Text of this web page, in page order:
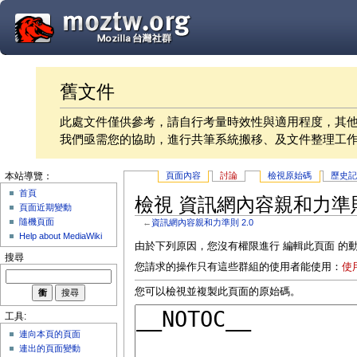
舊文件
此處文件僅供參考，請自行考量時效性與適用程度，其
我們亟需您的協助，進行共筆系統搬移、及文件整理工
頁面內容 討論 檢視原始碼 歷史
檢視 資訊網內容親和力
← 資訊網內容親和力準則 2.0
由於下列原因，您沒有權限進行 編輯此頁面 的
您請求的操作只有這些群組的使用者能使用： 使
您可以檢視並複製此頁面的原始碼。
本站導覽：
首頁
頁面近期變動
隨機頁面
Help about MediaWiki
搜尋
工具:
連向本頁的頁面
連出的頁面變動